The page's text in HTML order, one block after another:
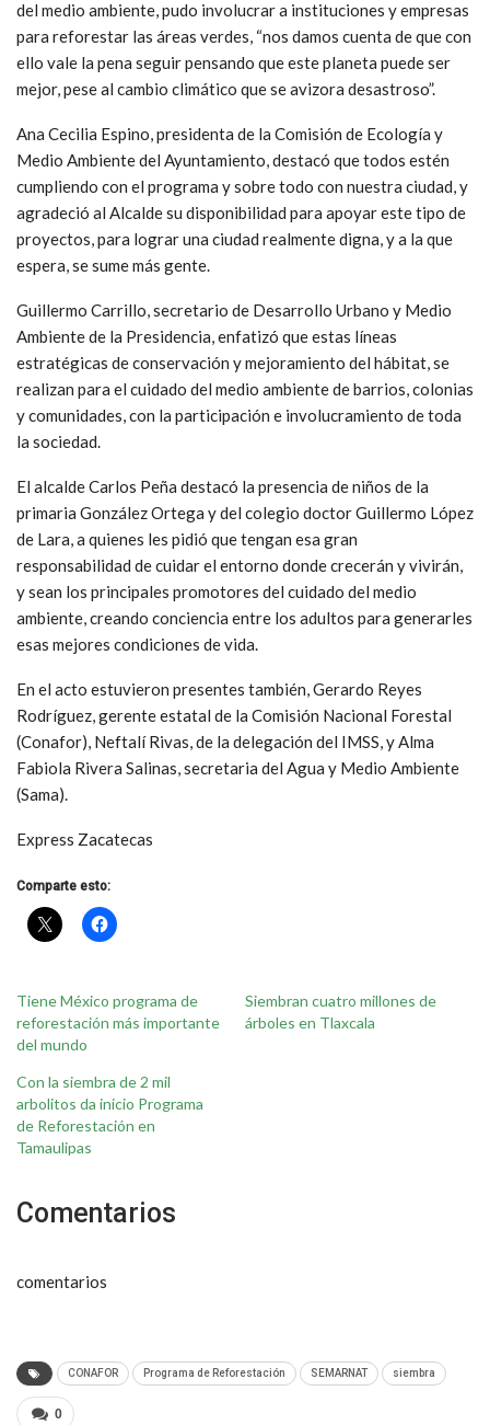
del medio ambiente, pudo involucrar a instituciones y empresas
para reforestar las áreas verdes, “nos damos cuenta de que con
ello vale la pena seguir pensando que este planeta puede ser
mejor, pese al cambio climático que se avizora desastroso”.
Ana Cecilia Espino, presidenta de la Comisión de Ecología y
Medio Ambiente del Ayuntamiento, destacó que todos estén
cumpliendo con el programa y sobre todo con nuestra ciudad, y
agradeció al Alcalde su disponibilidad para apoyar este tipo de
proyectos, para lograr una ciudad realmente digna, y a la que
espera, se sume más gente.
Guillermo Carrillo, secretario de Desarrollo Urbano y Medio
Ambiente de la Presidencia, enfatizó que estas líneas
estratégicas de conservación y mejoramiento del hábitat, se
realizan para el cuidado del medio ambiente de barrios, colonias
y comunidades, con la participación e involucramiento de toda
la sociedad.
El alcalde Carlos Peña destacó la presencia de niños de la
primaria González Ortega y del colegio doctor Guillermo López
de Lara, a quienes les pidió que tengan esa gran
responsabilidad de cuidar el entorno donde crecerán y vivirán,
y sean los principales promotores del cuidado del medio
ambiente, creando conciencia entre los adultos para generarles
esas mejores condiciones de vida.
En el acto estuvieron presentes también, Gerardo Reyes
Rodríguez, gerente estatal de la Comisión Nacional Forestal
(Conafor), Neftalí Rivas, de la delegación del IMSS, y Alma
Fabiola Rivera Salinas, secretaria del Agua y Medio Ambiente
(Sama).
Express Zacatecas
Comparte esto:
Tiene México programa de
reforestación más importante
del mundo
Siembran cuatro millones de
árboles en Tlaxcala
Con la siembra de 2 mil
arbolitos da inicio Programa
de Reforestación en
Tamaulipas
Comentarios
comentarios
CONAFOR Programa de Reforestación SEMARNAT siembra
0